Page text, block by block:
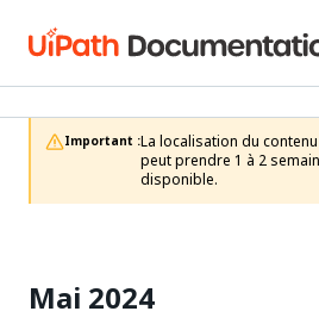
Important :La localisation du
peut prendre 1 à 2
disponible.
Mai 2024